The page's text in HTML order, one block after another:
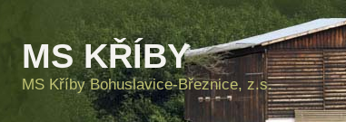
MS KŘÍBY
MS Kříby Bohuslavice-Březnice, z.s.